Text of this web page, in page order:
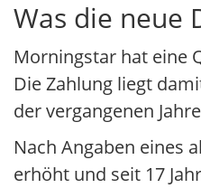
Was die neue
Morningstar hat eine
Die Zahlung liegt
der vergangenen
Nach Angaben eines
erhöht und seit 17